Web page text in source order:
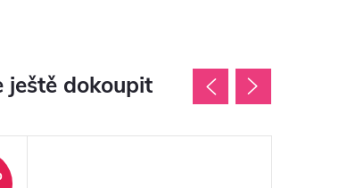
ještě dokoupit